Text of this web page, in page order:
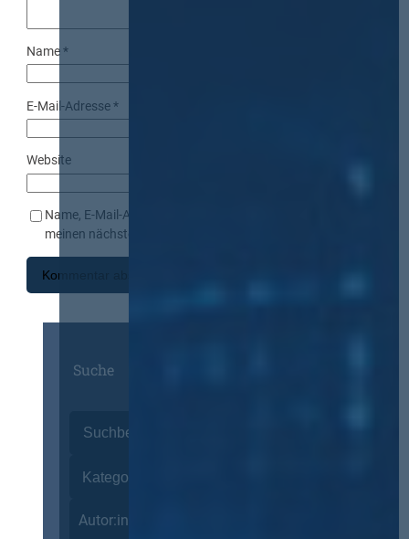
Name*
E-Mail-Adresse*
Website
Name, E-Mail-Adresse und Website in diesem Browser für
meinen nächsten Kommentar speichern.
Suche
Autor:innen